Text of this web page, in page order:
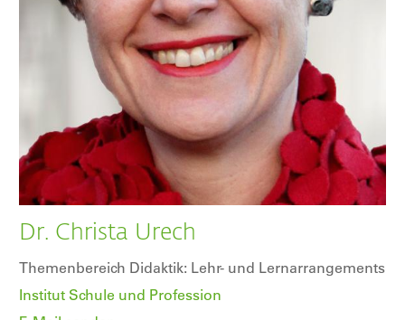
Dr. Christa Urech
Themenbereich Didaktik: Lehr- und Lernarrangements
Institut Schule und Profession